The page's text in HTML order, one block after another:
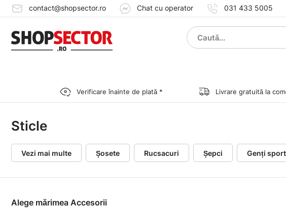
contact@shopsector.ro Chat cu operator 031 433 5005
Verificare înainte de plată * Livrare gratuită la
Sticle
Vezi mai multe Șosete Rucsacuri Șepci Genți sport
Alege mărimea Accesorii